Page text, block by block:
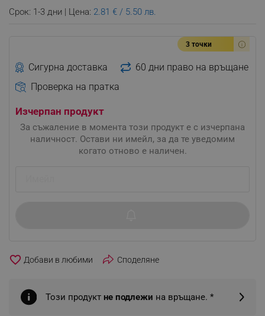
Срок: 1-3 дни | Цена: 2.81 € / 5.50 лв.
3 точки
Сигурна доставка
60 дни право на връщане
Проверка на пратка
Изчерпан продукт
За съжаление в момента този продукт е с изчерпана
наличност. Остави ни имейл, за да те уведомим
когато отново е наличен.
favorite_border Споделяне
Този продукт не подлежи на връщане. *